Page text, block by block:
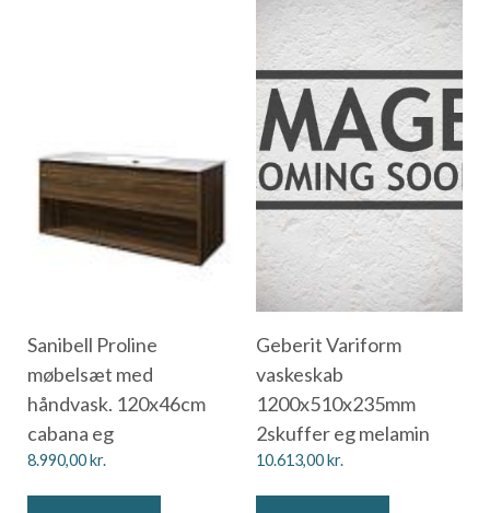
Sanibell Proline
møbelsæt med
håndvask. 120x46cm
cabana eg
8.990,00kr.
Geberit Variform
vaskeskab
1200x510x235mm
2skuffer eg melamin
10.613,00kr.